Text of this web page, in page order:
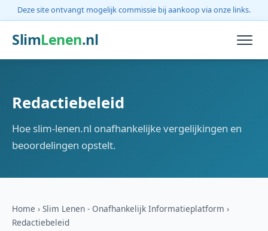
Deze site ontvangt mogelijk commissie bij aankoop via onze links.
SlimLenen.nl
Redactiebeleid
Hoe slim-lenen.nl onafhankelijke vergelijkingen en
beoordelingen opstelt.
Home
Slim Lenen - Onafhankelijk Informatieplatform
Redactiebeleid